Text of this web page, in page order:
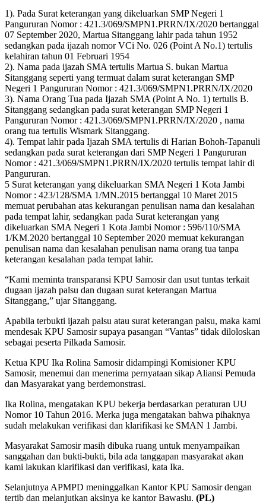
1). Pada Surat keterangan yang dikeluarkan SMP Negeri 1
Pangururan Nomor : 421.3/069/SMPN1.PRRN/IX/2020 bertanggal
07 September 2020, Martua Sitanggang lahir pada tahun 1952
sedangkan pada ijazah nomor VCi No. 026 (Point A No.1) tertulis
kelahiran tahun 01 Februari 1954
2). Nama pada ijazah SMA tertulis Martua S. bukan Martua
Sitanggang seperti yang termuat dalam surat keterangan SMP
Negeri 1 Pangururan Nomor : 421.3/069/SMPN1.PRRN/IX/2020
3). Nama Orang Tua pada Ijazah SMA (Point A No. 1) tertulis B.
Sitanggang sedangkan pada surat keterangan SMP Negeri 1
Pangururan Nomor : 421.3/069/SMPN1.PRRN/IX/2020 , nama
orang tua tertulis Wismark Sitanggang.
4). Tempat lahir pada Ijazah SMA tertulis di Harian Bohoh-Tapanuli
sedangkan pada surat keterangan dari SMP Negeri 1 Pangururan
Nomor : 421.3/069/SMPN1.PRRN/IX/2020 tertulis tempat lahir di
Pangururan.
5 Surat keterangan yang dikeluarkan SMA Negeri 1 Kota Jambi
Nomor : 423/128/SMA 1/MN.2015 bertanggal 10 Maret 2015
memuat perubahan atas kekurangan penulisan nama dan kesalahan
pada tempat lahir, sedangkan pada Surat keterangan yang
dikeluarkan SMA Negeri 1 Kota Jambi Nomor : 596/110/SMA
1/KM.2020 bertanggal 10 September 2020 memuat kekurangan
penulisan nama dan kesalahan penulisan nama orang tua tanpa
keterangan kesalahan pada tempat lahir.
“Kami meminta transparansi KPU Samosir dan usut tuntas terkait
dugaan ijazah palsu dan dugaan surat keterangan Martua
Sitanggang,” ujar Sitanggang.
Apabila terbukti ijazah palsu atau surat keterangan palsu, maka kami
mendesak KPU Samosir supaya pasangan “Vantas” tidak diloloskan
sebagai peserta Pilkada Samosir.
Ketua KPU Ika Rolina Samosir didampingi Komisioner KPU
Samosir, menemui dan menerima pernyataan sikap Aliansi Pemuda
dan Masyarakat yang berdemonstrasi.
Ika Rolina, mengatakan KPU bekerja berdasarkan peraturan UU
Nomor 10 Tahun 2016. Merka juga mengatakan bahwa pihaknya
sudah melakukan verifikasi dan klarifikasi ke SMAN 1 Jambi.
Masyarakat Samosir masih dibuka ruang untuk menyampaikan
sanggahan dan bukti-bukti, bila ada tanggapan masyarakat akan
kami lakukan klarifikasi dan verifikasi, kata Ika.
Selanjutnya APMPD meninggalkan Kantor KPU Samosir dengan
tertib dan melanjutkan aksinya ke kantor Bawaslu. (PL)